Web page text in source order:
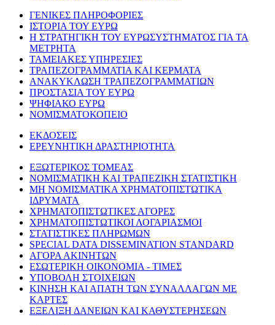
ΓΕΝΙΚΕΣ ΠΛΗΡΟΦΟΡΙΕΣ
ΙΣΤΟΡΙΑ ΤΟΥ ΕΥΡΩ
Η ΣΤΡΑΤΗΓΙΚΗ ΤΟΥ ΕΥΡΩΣΥΣΤΗΜΑΤΟΣ ΓΙΑ ΤΑ
ΜΕΤΡΗΤΑ
ΤΑΜΕΙΑΚΕΣ ΥΠΗΡΕΣΙΕΣ
ΤΡΑΠΕΖΟΓΡΑΜΜΑΤΙΑ ΚΑΙ ΚΕΡΜΑΤΑ
ΑΝΑΚΥΚΛΩΣΗ ΤΡΑΠΕΖΟΓΡΑΜΜΑΤΙΩΝ
ΠΡΟΣΤΑΣΙΑ ΤΟΥ ΕΥΡΩ
ΨΗΦΙΑΚΟ ΕΥΡΩ
ΝΟΜΙΣΜΑΤΟΚΟΠΕΙΟ
ΕΚΔΟΣΕΙΣ
ΕΡΕΥΝΗΤΙΚΗ ΔΡΑΣΤΗΡΙΟΤΗΤΑ
ΕΞΩΤΕΡΙΚΟΣ ΤΟΜΕΑΣ
ΝΟΜΙΣΜΑΤΙΚΗ ΚΑΙ ΤΡΑΠΕΖΙΚΗ ΣΤΑΤΙΣΤΙΚΗ
ΜΗ ΝΟΜΙΣΜΑΤΙΚΑ ΧΡΗΜΑΤΟΠΙΣΤΩΤΙΚΑ
ΙΔΡΥΜΑΤΑ
ΧΡΗΜΑΤΟΠΙΣΤΩΤΙΚΕΣ ΑΓΟΡΕΣ
ΧΡΗΜΑΤΟΠΙΣΤΩΤΙΚΟΙ ΛΟΓΑΡΙΑΣΜΟΙ
ΣΤΑΤΙΣΤΙΚΕΣ ΠΛΗΡΩΜΩΝ
SPECIAL DATA DISSEMINATION STANDARD
ΑΓΟΡΑ ΑΚΙΝΗΤΩΝ
ΕΣΩΤΕΡΙΚΗ ΟΙΚΟΝΟΜΙΑ - ΤΙΜΕΣ
ΥΠΟΒΟΛΗ ΣΤΟΙΧΕΙΩΝ
ΚΙΝΗΣΗ ΚΑΙ ΑΠΑΤΗ ΤΩΝ ΣΥΝΑΛΛΑΓΩΝ ΜΕ
ΚΑΡΤΕΣ
ΕΞΕΛΙΞΗ ΔΑΝΕΙΩΝ ΚΑΙ ΚΑΘΥΣΤΕΡΗΣΕΩΝ